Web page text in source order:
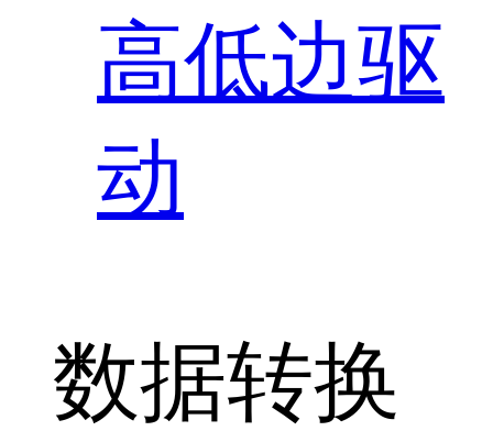
高低边驱
动
数据转换